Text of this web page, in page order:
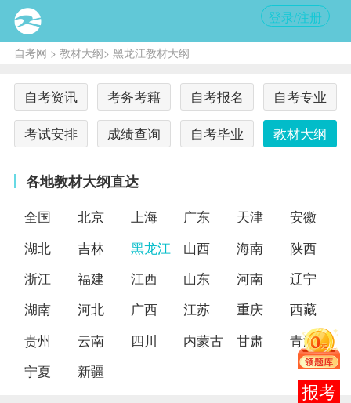
登录/注册
自考网 > 教材大纲> 黑龙江教材大纲
自考资讯 考务考籍 自考报名
自考专业
考试安排
成绩查询 自考毕业 教材大纲
各地教材大纲直达
全国 北京 上海 广东 天津
安徽
湖北
吉林 黑龙江 山西 海南
陕西
浙江
福建 江西 山东 河南
辽宁
湖南
河北 广西 江苏 重庆
西藏
贵州
云南 四川 内蒙古 甘肃
青海
宁夏
新疆
报考